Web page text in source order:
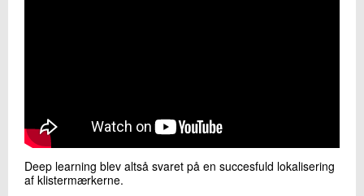
Deep learning blev altså svaret på en succesfuld lokalisering
af klistermærkerne.